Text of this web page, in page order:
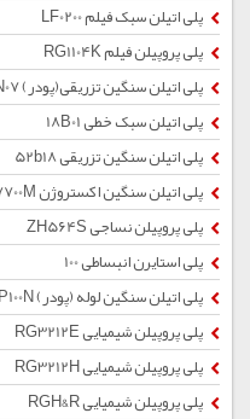
پلی اتیلن سبک فیلم LF0200
پلی پروپیلن فیلم RG1104K
پلی اتیلن سنگین تزریقی(پودر) 62N07
پلی اتیلن سبک خطی 18B01
پلی اتیلن سنگین تزریقی 52b18
پلی اتیلن سنگین اکستروژن 7700M
پلی پروپیلن نساجی ZH564S
پلی استایرن انبساطی 100
پلی اتیلن سنگین لوله (پودر) CRP100N
پلی پروپیلن شیمیایی RG3212E
پلی پروپیلن شیمیایی RG3212H
پلی پروپیلن شیمیایی RGH&R